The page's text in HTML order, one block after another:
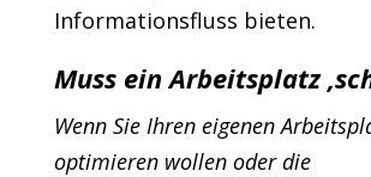
Informationsfluss bieten.
Muss ein Arbeitsplatz
Wenn Sie Ihren eigenen
optimieren wollen oder die